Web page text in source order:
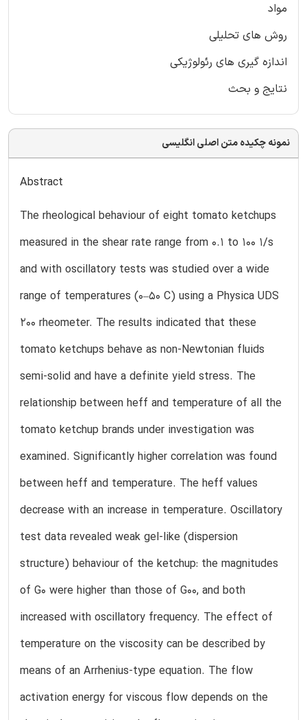
مواد
روش های تحلیلی
اندازه گیری های رئولوژیکی
نتایج و بحث
نمونه چکیده متن اصلی انگلیسی
Abstract
The rheological behaviour of eight tomato ketchups
measured in the shear rate range from 0.1 to 100 1/s
and with oscillatory tests was studied over a wide
range of temperatures (0–50 C) using a Physica UDS
200 rheometer. The results indicated that these
tomato ketchups behave as non-Newtonian fluids
semi-solid and have a definite yield stress. The
relationship between heff and temperature of all the
tomato ketchup brands under investigation was
examined. Significantly higher correlation was found
between heff and temperature. The heff values
decrease with an increase in temperature. Oscillatory
test data revealed weak gel-like (dispersion
structure) behaviour of the ketchup: the magnitudes
of G0 were higher than those of G00, and both
increased with oscillatory frequency. The effect of
temperature on the viscosity can be described by
means of an Arrhenius-type equation. The flow
activation energy for viscous flow depends on the